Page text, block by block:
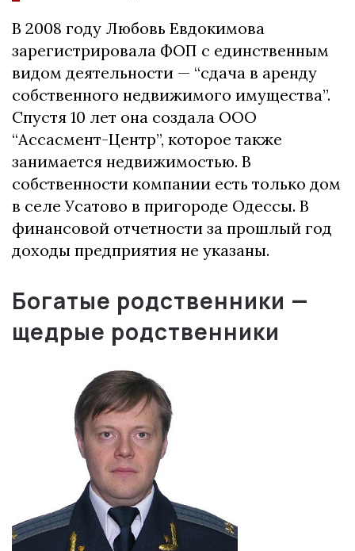
В 2008 году Любовь Евдокимова
зарегистрировала ФОП с единственным
видом деятельности — “сдача в аренду
собственного недвижимого имущества”.
Спустя 10 лет она создала ООО
“Ассасмент-Центр”, которое также
занимается недвижимостью. В
собственности компании есть только дом
в селе Усатово в пригороде Одессы. В
финансовой отчетности за прошлый год
доходы предприятия не указаны.
Богатые родственники —
щедрые родственники